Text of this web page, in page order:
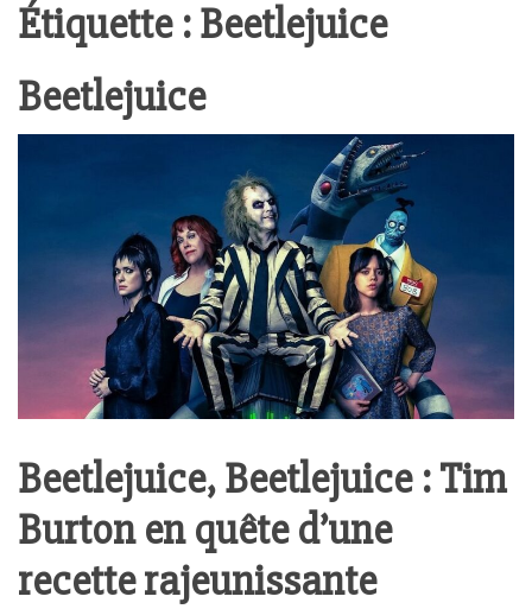
Étiquette :Beetlejuice
Beetlejuice
Beetlejuice, Beetlejuice : Tim
Burton en quête d’une
recette rajeunissante